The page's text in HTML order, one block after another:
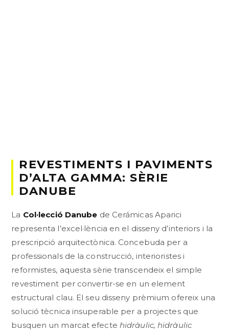
REVESTIMENTS I PAVIMENTS
D’ALTA GAMMA: SÈRIE
DANUBE
La Col·lecció Danube de Cerámicas Aparici
representa l’excel·lència en el disseny d’interiors i la
prescripció arquitectònica. Concebuda per a
professionals de la construcció, interioristes i
reformistes, aquesta sèrie transcendeix el simple
revestiment per convertir-se en un element
estructural clau. El seu disseny prèmium ofereix una
solució tècnica insuperable per a projectes que
busquen un marcat efecte hidràulic, hidràulic